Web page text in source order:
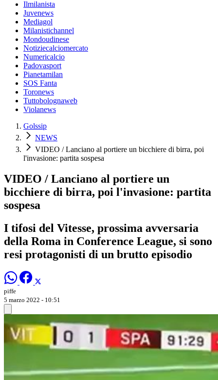
Ilmilanista
Juvenews
Mediagol
Milanistichannel
Mondoudinese
Notiziecalciomercato
Numericalcio
Padovasport
Pianetamilan
SOS Fanta
Toronews
Tuttobolognaweb
Violanews
Golssip
NEWS
VIDEO / Lanciano al portiere un bicchiere di birra, poi
l'invasione: partita sospesa
VIDEO / Lanciano al portiere un
bicchiere di birra, poi l'invasione: partita
sospesa
I tifosi del Vitesse, prossima avversaria
della Roma in Conference League, si sono
resi protagonisti di un brutto episodio
piffe
5 marzo 2022 - 10:51